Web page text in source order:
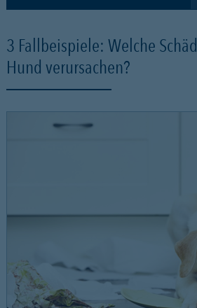
3 Fallbeispiele: Welche
Hund verursachen?